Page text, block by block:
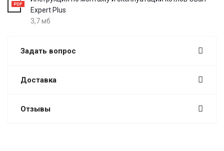
Expert Plus
3,7 мб
Задать вопрос
Доставка
Отзывы